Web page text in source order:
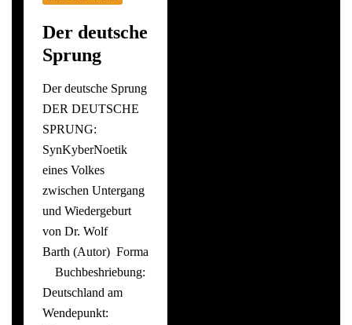
Der deutsche
Sprung
Der deutsche Sprung
DER DEUTSCHE
SPRUNG:
SynKyberNoetik
eines Volkes
zwischen Untergang
und Wiedergeburt
von Dr. Wolf
Barth (Autor) Format: Taschenbuch
Buchbeshriebung:
Deutschland am
Wendepunkt: